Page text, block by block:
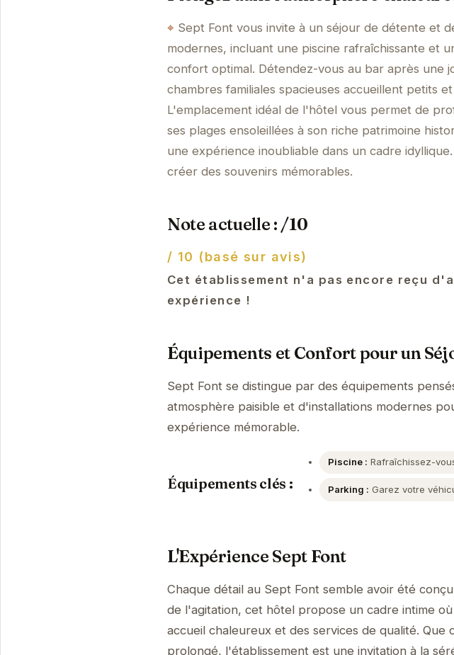
Sept Font vous invite à un séjour de détente et
modernes, incluant une piscine rafraîchissante et
confort optimal. Détendez-vous au bar après une
chambres familiales spacieuses accueillent petits
L'emplacement idéal de l'hôtel vous permet de
ses plages ensoleillées à son riche patrimoine
une expérience inoubliable dans un cadre
créer des souvenirs mémorables.
Note actuelle : /10
/ 10 (basé sur avis)
Cet établissement n'a pas encore reçu
expérience !
Équipements et Confort pour un
Sept Font se distingue par des équipements
atmosphère paisible et d'installations modernes
expérience mémorable.
Équipements clés :
Piscine : Rafraîchissez-
Parking : Garez votre
L'Expérience Sept Font
Chaque détail au Sept Font semble avoir été
de l'agitation, cet hôtel propose un cadre intime
accueil chaleureux et des services de qualité.
prolongé, l'établissement est une invitation à la